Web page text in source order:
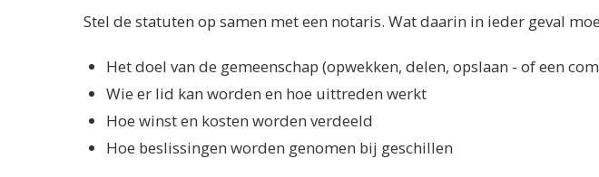
Stel de statuten op samen met een notaris. Wat daarin in ieder geval
Het doel van de gemeenschap (opwekken, delen, opslaan - of een
Wie er lid kan worden en hoe uittreden werkt
Hoe winst en kosten worden verdeeld
Hoe beslissingen worden genomen bij geschillen